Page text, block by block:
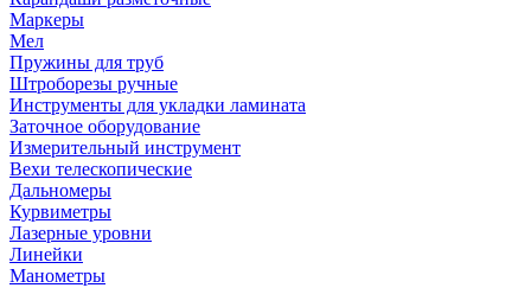
Маркеры
Мел
Пружины для труб
Штроборезы ручные
Инструменты для укладки ламината
Заточное оборудование
Измерительный инструмент
Вехи телескопические
Дальномеры
Курвиметры
Лазерные уровни
Линейки
Манометры